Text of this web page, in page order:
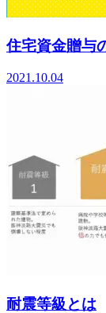
住宅資金贈与
2021.10.04
耐震等級とは